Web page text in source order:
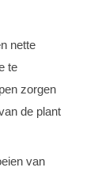
nette
te
zorgen
de plant
van